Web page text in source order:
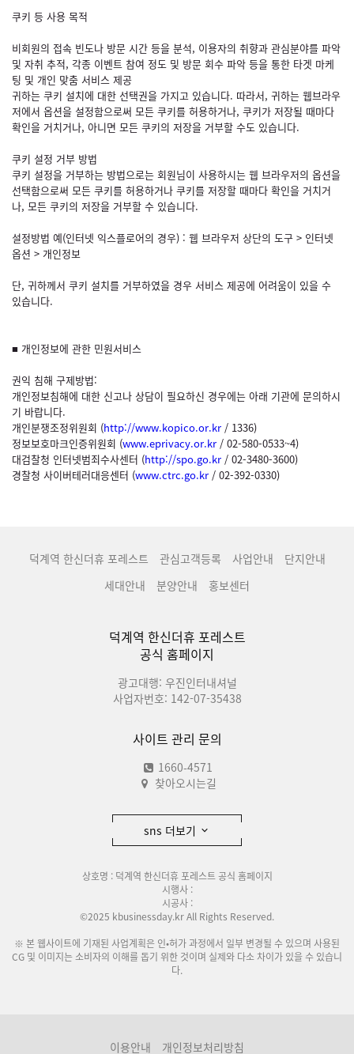
쿠키 등 사용 목적
비회원의 접속 빈도나 방문 시간 등을 분석, 이용자의 취향과 관심분야를 파악
및 자취 추적, 각종 이벤트 참여 정도 및 방문 회수 파악 등을 통한 타겟 마케
팅 및 개인 맞춤 서비스 제공
귀하는 쿠키 설치에 대한 선택권을 가지고 있습니다. 따라서, 귀하는 웹브라우
저에서 옵션을 설정함으로써 모든 쿠키를 허용하거나, 쿠키가 저장될 때마다
확인을 거치거나, 아니면 모든 쿠키의 저장을 거부할 수도 있습니다.
쿠키 설정 거부 방법
쿠키 설정을 거부하는 방법으로는 회원님이 사용하시는 웹 브라우저의 옵션을
선택함으로써 모든 쿠키를 허용하거나 쿠키를 저장할 때마다 확인을 거치거
나, 모든 쿠키의 저장을 거부할 수 있습니다.
설정방법 예(인터넷 익스플로어의 경우) : 웹 브라우저 상단의 도구 > 인터넷
옵션 > 개인정보
단, 귀하께서 쿠키 설치를 거부하였을 경우 서비스 제공에 어려움이 있을 수
있습니다.
■ 개인정보에 관한 민원서비스
권익 침해 구제방법:
개인정보침해에 대한 신고나 상담이 필요하신 경우에는 아래 기관에 문의하시
기 바랍니다.
개인분쟁조정위원회 (http://www.kopico.or.kr / 1336)
정보보호마크인증위원회 (www.eprivacy.or.kr / 02-580-0533~4)
대검찰청 인터넷범죄수사센터 (http://spo.go.kr / 02-3480-3600)
경찰청 사이버테러대응센터 (www.ctrc.go.kr / 02-392-0330)
덕계역 한신더휴 포레스트 관심고객등록 사업안내
단지안내
세대안내
분양안내 홍보센터
덕계역 한신더휴 포레스트
공식 홈페이지
광고대행: 우진인터내셔널
사업자번호: 142-07-35438
사이트 관리 문의
1660-4571
찾아오시는길
sns 더보기
상호명 : 덕계역 한신더휴 포레스트 공식 홈페이지
시행사 :
시공사 :
©2025 kbusinessday.kr All Rights Reserved.
※ 본 웹사이트에 기재된 사업계획은 인•허가 과정에서 일부 변경될 수 있으며 사용된
CG 및 이미지는 소비자의 이해를 돕기 위한 것이며 실제와 다소 차이가 있을 수 있습니
다.
이용안내 개인정보처리방침